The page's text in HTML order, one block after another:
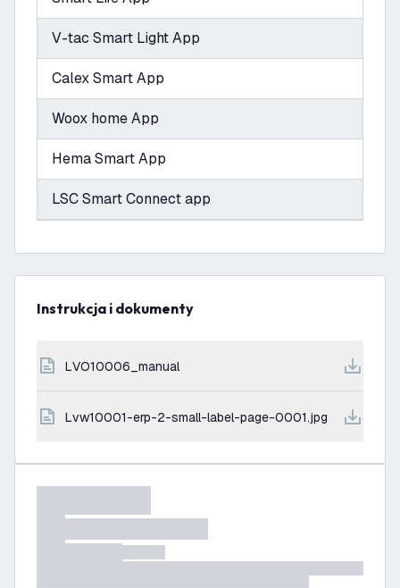
V-tac Smart Light App
Calex Smart App
Woox home App
Hema Smart App
LSC Smart Connect app
Instrukcja i dokumenty
LVO10006_manual
lvw10001-erp-2-small-label-page-0001.jpg